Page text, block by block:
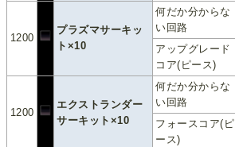
1200
プラズマサーキッ
ト×10
何だか分からな
い回路
アップグレード
コア(ピース)
1200
エクストランダー
サーキット×10
何だか分からな
い回路
フォースコア(ピ
ース)